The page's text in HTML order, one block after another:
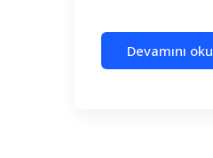
Devamını oku